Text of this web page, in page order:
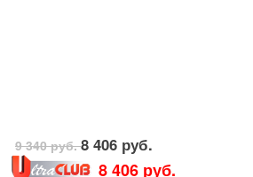
9 340 руб.8 406 руб.
8 406 руб.